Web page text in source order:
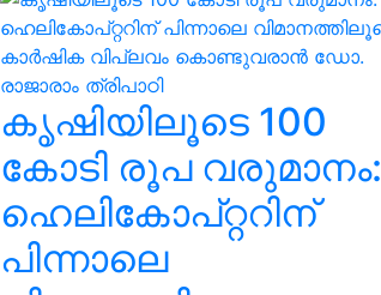
കൃഷിയിലൂടെ 100
കോടി രൂപ വരുമാനം:
ഹെലികോപ്റ്ററിന്
പിന്നാലെ